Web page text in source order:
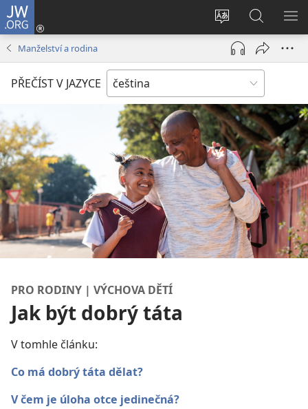
JW.ORG
Změnit
jazyk
stránek
Přihlásit
se
(otevřeno
okno)
Hledat
na
JW.ORG
Manželství a rodina
PŘEČÍST V JAZYCE
PRO RODINY | VÝCHOVA DĚTÍ
Jak být dobrý táta
V tomhle článku:
Co má dobrý táta dělat?
V čem je úloha otce jedinečná?